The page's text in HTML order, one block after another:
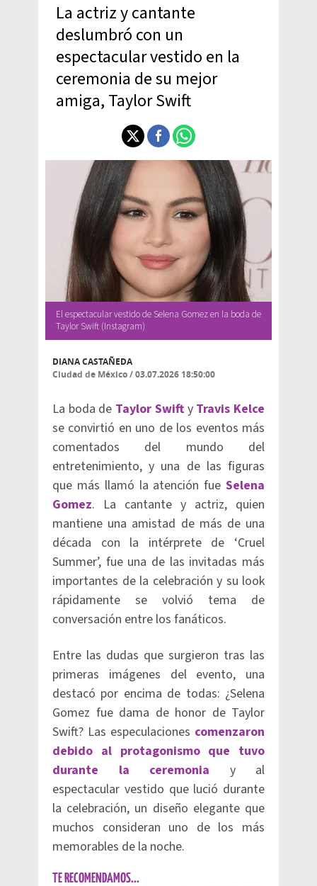
La actriz y cantante
deslumbró con un
espectacular vestido en la
ceremonia de su mejor
amiga, Taylor Swift
El espectacular vestido de Selena Gomez en la boda de
Taylor Swift (Instagram)
DIANA CASTAÑEDA
Ciudad de México/03.07.2026 18:50:00
La boda de Taylor Swift y Travis Kelce
se convirtió en uno de los eventos más
comentados del mundo del
entretenimiento, y una de las figuras
que más llamó la atención fue Selena
Gomez. La cantante y actriz, quien
mantiene una amistad de más de una
década con la intérprete de ‘Cruel
Summer’, fue una de las invitadas más
importantes de la celebración y su look
rápidamente se volvió tema de
conversación entre los fanáticos.
Entre las dudas que surgieron tras las
primeras imágenes del evento, una
destacó por encima de todas: ¿Selena
Gomez fue dama de honor de Taylor
Swift? Las especulaciones comenzaron
debido al protagonismo que tuvo
durante la ceremonia y al
espectacular vestido que lució durante
la celebración, un diseño elegante que
muchos consideran uno de los más
memorables de la noche.
TE RECOMENDAMOS...